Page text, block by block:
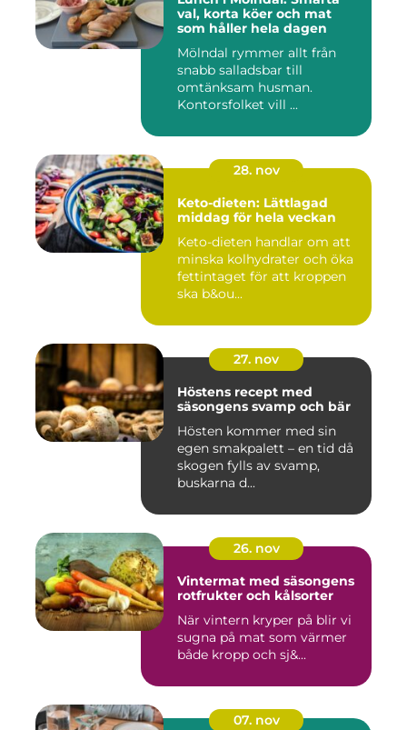
val, korta köer och mat
som håller hela dagen
Mölndal rymmer allt från
snabb salladsbar till
omtänksam husman.
Kontorsfolket vill ...
28. nov
Keto-dieten: Lättlagad
middag för hela veckan
Keto-dieten handlar om att
minska kolhydrater och öka
fettintaget för att kroppen
ska b&ou...
27. nov
Höstens recept med
säsongens svamp och bär
Hösten kommer med sin
egen smakpalett – en tid då
skogen fylls av svamp,
buskarna d...
26. nov
Vintermat med säsongens
rotfrukter och kålsorter
När vintern kryper på blir vi
sugna på mat som värmer
både kropp och sj&...
07. nov